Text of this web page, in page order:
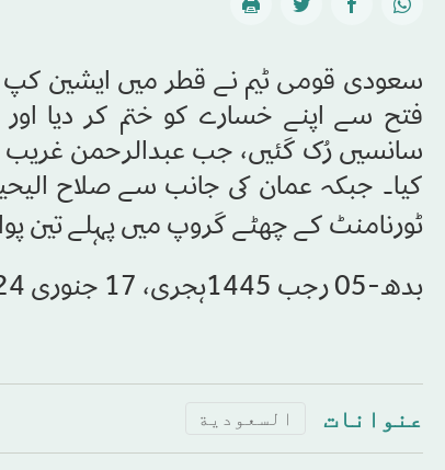
فتح سے اپنے خسارے کو ختم کر دیا
سانسیں رُک گئیں، جب عبدالرحمن غریب
کیا۔ جبکہ عمان کی جانب سے صلاح
ٹورنامنٹ کے چھٹے گروپ میں پہلے تین
بدھ-05 رجب 1445ہجری، 17 جنوری 2024، شمارہ نمبر[16486]
عنوانات السعودية